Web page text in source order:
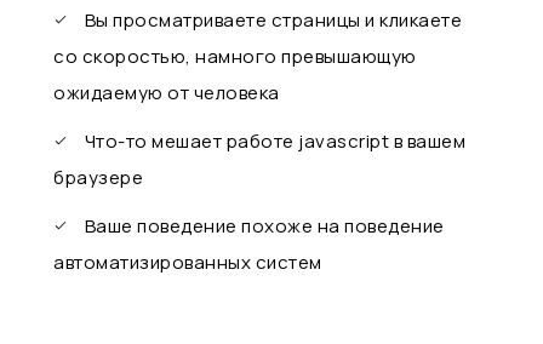
Вы просматриваете страницы и кликаете
со скоростью, намного превышающую
ожидаемую от человека
Что-то мешает работе javascript в вашем
браузере
Ваше поведение похоже на поведение
автоматизированных систем